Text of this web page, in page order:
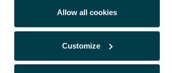
Allow all cookies
Customize